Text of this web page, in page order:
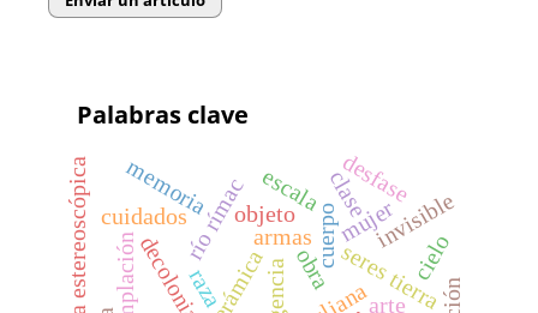
Palabras clave
objeto cuerpomujer
obra
armas
río rímac
seres tierra
decolonial agencia
clase
raza
cielo
invisible
escala
memoria
cuidados
desfase
arte